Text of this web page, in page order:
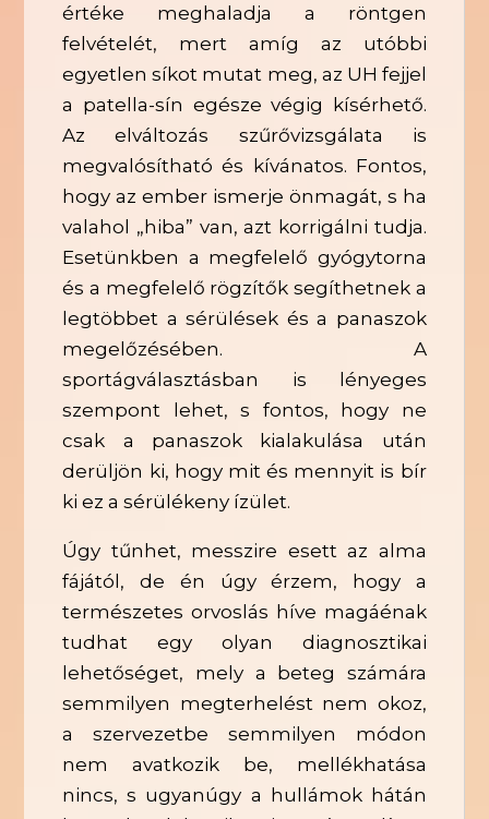
értéke meghaladja a röntgen
felvételét, mert amíg az utóbbi
egyetlen síkot mutat meg, az UH fejjel
a patella-sín egésze végig kísérhető.
Az elváltozás szűrővizsgálata is
megvalósítható és kívánatos. Fontos,
hogy az ember ismerje önmagát, s ha
valahol „hiba” van, azt korrigálni tudja.
Esetünkben a megfelelő gyógytorna
és a megfelelő rögzítők segíthetnek a
legtöbbet a sérülések és a panaszok
megelőzésében. A
sportágválasztásban is lényeges
szempont lehet, s fontos, hogy ne
csak a panaszok kialakulása után
derüljön ki, hogy mit és mennyit is bír
ki ez a sérülékeny ízület.
Úgy tűnhet, messzire esett az alma
fájától, de én úgy érzem, hogy a
természetes orvoslás híve magáénak
tudhat egy olyan diagnosztikai
lehetőséget, mely a beteg számára
semmilyen megterhelést nem okoz,
a szervezetbe semmilyen módon
nem avatkozik be, mellékhatása
nincs, s ugyanúgy a hullámok hátán